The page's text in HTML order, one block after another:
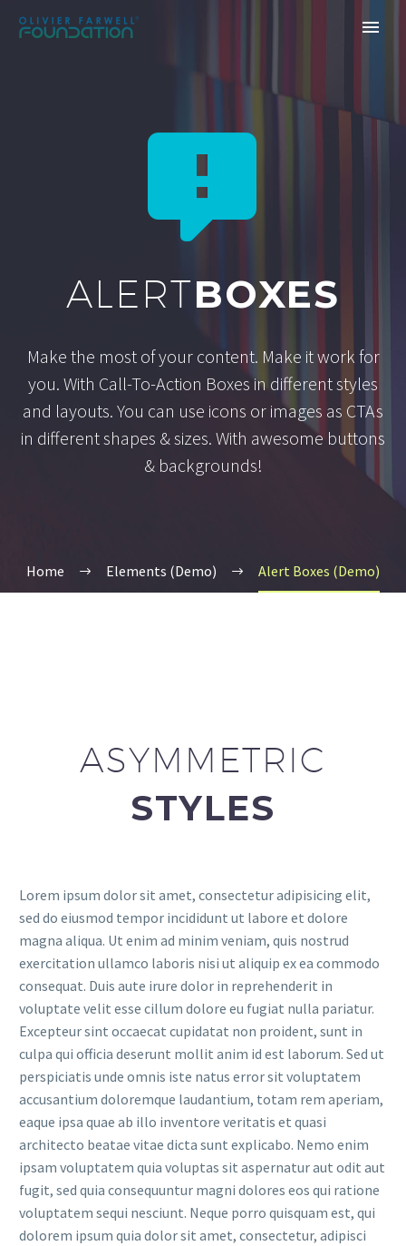


ALERTBOXES
Make the most of your content. Make it work for
you. With Call-To-Action Boxes in different styles
and layouts. You can use icons or images as CTAs
in different shapes & sizes. With awesome buttons
& backgrounds!
Home Elements (Demo) Alert Boxes (Demo)
ASYMMETRIC
STYLES
Lorem ipsum dolor sit amet, consectetur adipisicing elit,
sed do eiusmod tempor incididunt ut labore et dolore
magna aliqua. Ut enim ad minim veniam, quis nostrud
exercitation ullamco laboris nisi ut aliquip ex ea commodo
consequat. Duis aute irure dolor in reprehenderit in
voluptate velit esse cillum dolore eu fugiat nulla pariatur.
Excepteur sint occaecat cupidatat non proident, sunt in
culpa qui officia deserunt mollit anim id est laborum. Sed ut
perspiciatis unde omnis iste natus error sit voluptatem
accusantium doloremque laudantium, totam rem aperiam,
eaque ipsa quae ab illo inventore veritatis et quasi
architecto beatae vitae dicta sunt explicabo. Nemo enim
ipsam voluptatem quia voluptas sit aspernatur aut odit aut
fugit, sed quia consequuntur magni dolores eos qui ratione
voluptatem sequi nesciunt. Neque porro quisquam est, qui
dolorem ipsum quia dolor sit amet, consectetur, adipisci